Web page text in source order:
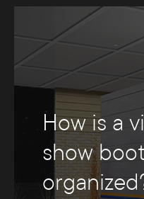
How is a
show